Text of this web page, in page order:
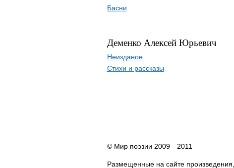
Басни
Деменко Алексей Юрьевич
Неизданое
Стихи и рассказы
© Мир поэзии 2009—2011
Размещенные на сайте